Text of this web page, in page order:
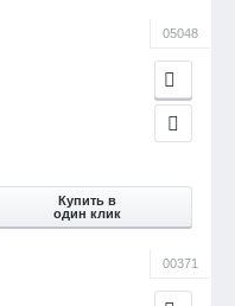
05048
Купить в
один клик
00371